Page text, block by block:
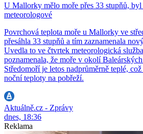
U Mallorky mělo moře přes 33 stupňů,
meteorologové
Povrchová teplota moře u Mallorky ve
přesáhla 33 stupňů a tím zaznamenala
Uvedla to ve čtvrtek meteorologická
poznamenala, že moře v okolí
Středomoří je letos nadprůměrně teplé,
noční teploty na pobřeží.
Aktuálně.cz - Zprávy
dnes, 18:36
Reklama